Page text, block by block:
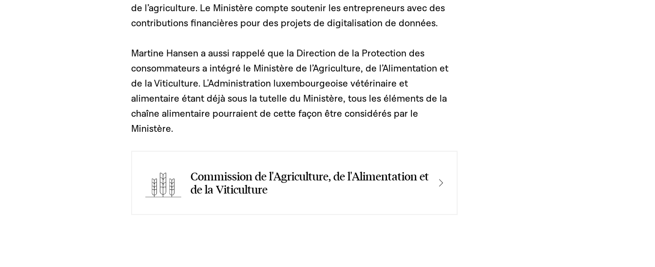
de l’agriculture. Le Ministère compte soutenir les entrepreneurs avec des
contributions financières pour des projets de digitalisation de données.
Martine Hansen a aussi rappelé que la Direction de la Protection des
consommateurs a intégré le Ministère de l’Agriculture, de l’Alimentation et
de la Viticulture. L'Administration luxembourgeoise vétérinaire et
alimentaire étant déjà sous la tutelle du Ministère, tous les éléments de la
chaîne alimentaire pourraient de cette façon être considérés par le
Ministère.
Commission de l'Agriculture, de l'Alimentation et
de la Viticulture